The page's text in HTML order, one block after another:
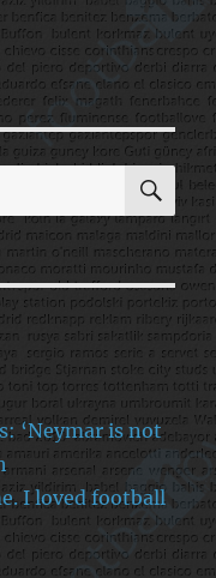
‘Neymar is not
I loved football